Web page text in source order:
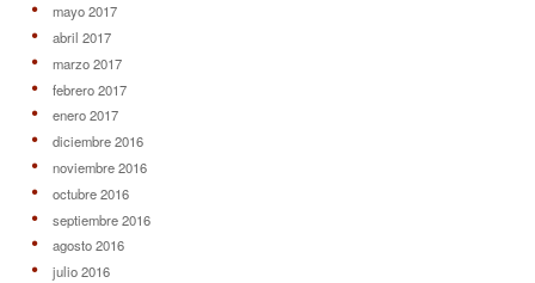
mayo 2017
abril 2017
marzo 2017
febrero 2017
enero 2017
diciembre 2016
noviembre 2016
octubre 2016
septiembre 2016
agosto 2016
julio 2016